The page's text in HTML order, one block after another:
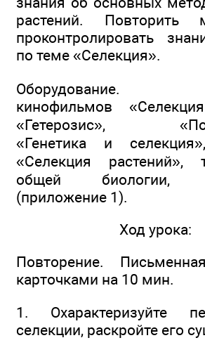
растений. Повторить
проконтролировать
по теме «Селекция».
Оборудование.
кинофильмов
«Гетерозис»,
«Генетика и
«Селекция растений»,
общей биологии,
(приложение 1).
Ход урока:
Повторение.
карточками на 10 мин.
1. Охарактеризуйте
селекции, раскройте его